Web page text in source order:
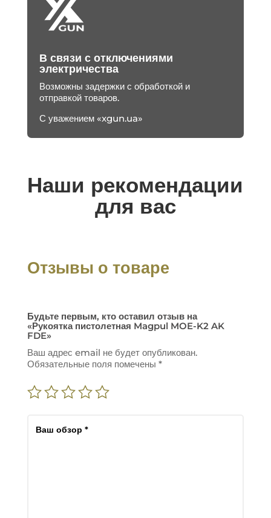
В связи с отключениями
электричества
Возможны задержки с обработкой и
отправкой товаров.
С уважением «xgun.ua»
Наши рекомендации
для вас
Отзывы о товаре
Будьте первым, кто оставил отзыв на
«Рукоятка пистолетная Magpul MOE-K2 AK
FDE»
Ваш адрес email не будет опубликован.
Обязательные поля помечены *